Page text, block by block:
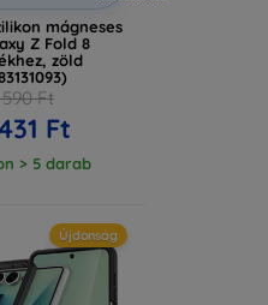
mágneses
Z Fold 8
zöld
590 Ft
Ft
> 5 darab
Újdonság